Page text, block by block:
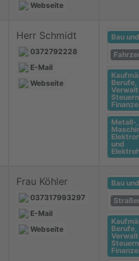
Webseite
Herr Schmidt
0372792228
E-Mail
Webseite
Bau
Berufe,
Metall-,
und
Frau Köhler
037317993297
E-Mail
Webseite
Bau
Berufe,